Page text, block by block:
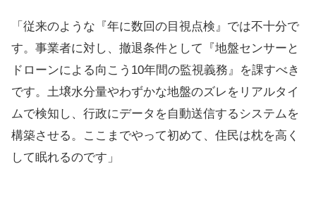
「従来のような『年に数回の目視点検』では不十分で
す。事業者に対し、撤退条件として『地盤センサーと
ドローンによる向こう10年間の監視義務』を課すべき
です。土壌水分量やわずかな地盤のズレをリアルタイ
ムで検知し、行政にデータを自動送信するシステムを
構築させる。ここまでやって初めて、住民は枕を高く
して眠れるのです」